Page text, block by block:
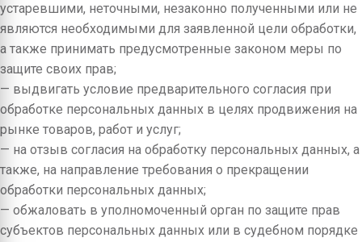
устаревшими, неточными, незаконно полученными или не
являются необходимыми для заявленной цели обработки,
а также принимать предусмотренные законом меры по
защите своих прав;
— выдвигать условие предварительного согласия при
обработке персональных данных в целях продвижения на
рынке товаров, работ и услуг;
— на отзыв согласия на обработку персональных данных, а
также, на направление требования о прекращении
обработки персональных данных;
— обжаловать в уполномоченный орган по защите прав
субъектов персональных данных или в судебном порядке